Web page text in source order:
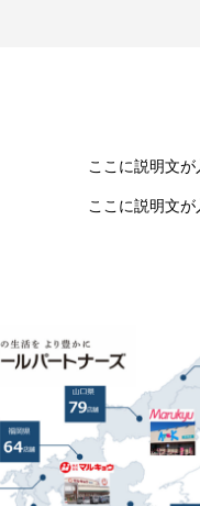
ここに説明文が
ここに説明文が